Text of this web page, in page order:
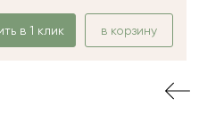
в 1 клик в корзину